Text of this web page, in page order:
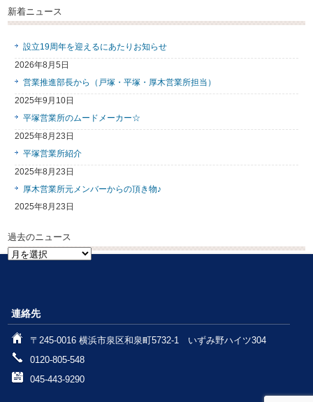
新着ニュース
設立19周年を迎えるにあたりお知らせ
2026年8月5日
営業推進部長から（戸塚・平塚・厚木営業所担当）
2025年9月10日
平塚営業所のムードメーカー☆
2025年8月23日
平塚営業所紹介
2025年8月23日
厚木営業所元メンバーからの頂き物♪
2025年8月23日
過去のニュース
過
ー
連絡先
〒245-0016 横浜市泉区和泉町5732-1 いずみ野ハイツ304
0120-805-548
045-443-9290